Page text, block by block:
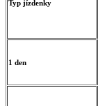
Typ jízdenky
1 den